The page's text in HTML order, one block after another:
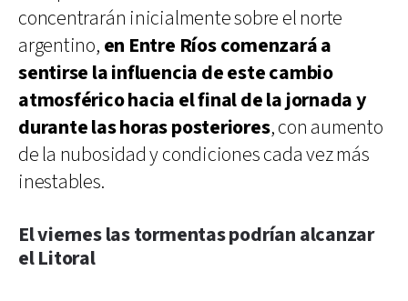
concentrarán inicialmente sobre el norte
argentino, en Entre Ríos comenzará a
sentirse la influencia de este cambio
atmosférico hacia el final de la jornada y
durante las horas posteriores, con aumento
de la nubosidad y condiciones cada vez más
inestables.
El viernes las tormentas podrían alcanzar
el Litoral